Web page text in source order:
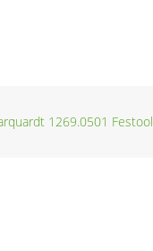
1269.0501 Festool